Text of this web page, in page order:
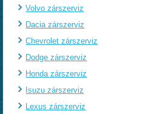
Volvo zárszerviz
Dacia zárszerviz
Chevrolet zárszerviz
Dodge zárszerviz
Honda zárszerviz
Isuzu zárszerviz
Lexus zárszerviz